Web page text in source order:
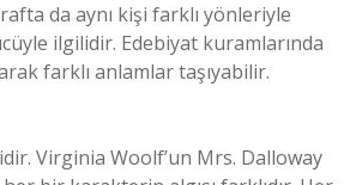
da aynı kişi farklı yönleriyle
ilgilidir. Edebiyat kuramlarında
farklı anlamlar taşıyabilir.
Virginia Woolf’un Mrs. Dalloway